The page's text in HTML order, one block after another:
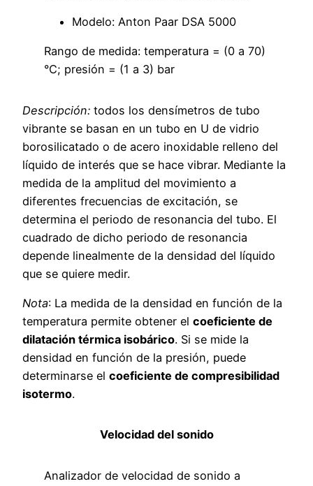
Modelo: Anton Paar DSA 5000
Rango de medida: temperatura = (0 a 70)
°C; presión = (1 a 3) bar
Descripción: todos los densímetros de tubo
vibrante se basan en un tubo en U de vidrio
borosilicatado o de acero inoxidable relleno del
líquido de interés que se hace vibrar. Mediante la
medida de la amplitud del movimiento a
diferentes frecuencias de excitación, se
determina el periodo de resonancia del tubo. El
cuadrado de dicho periodo de resonancia
depende linealmente de la densidad del líquido
que se quiere medir.
Nota: La medida de la densidad en función de la
temperatura permite obtener el coeficiente de
dilatación térmica isobárico. Si se mide la
densidad en función de la presión, puede
determinarse el coeficiente de compresibilidad
isotermo.
Velocidad del sonido
Analizador de velocidad de sonido a